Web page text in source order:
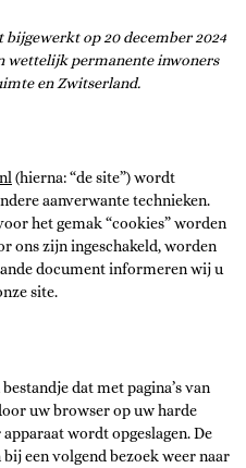
op 20 december 2024
wettelijk permanente inwoners
en Zwitserland.
(hierna: “de site”) wordt
aanverwante technieken.
het gemak “cookies” worden
ons zijn ingeschakeld, worden
document informeren wij u
site.
dat met pagina’s van
uw browser op uw harde
wordt opgeslagen. De
een volgend bezoek weer naar